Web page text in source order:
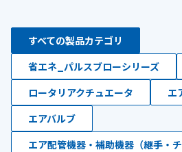
すべての製品カテゴリ
省エネ_パルスブローシリーズ
ロータリアクチュエータ
エ
エアバルブ
エア配管機器・補助機器（継手・